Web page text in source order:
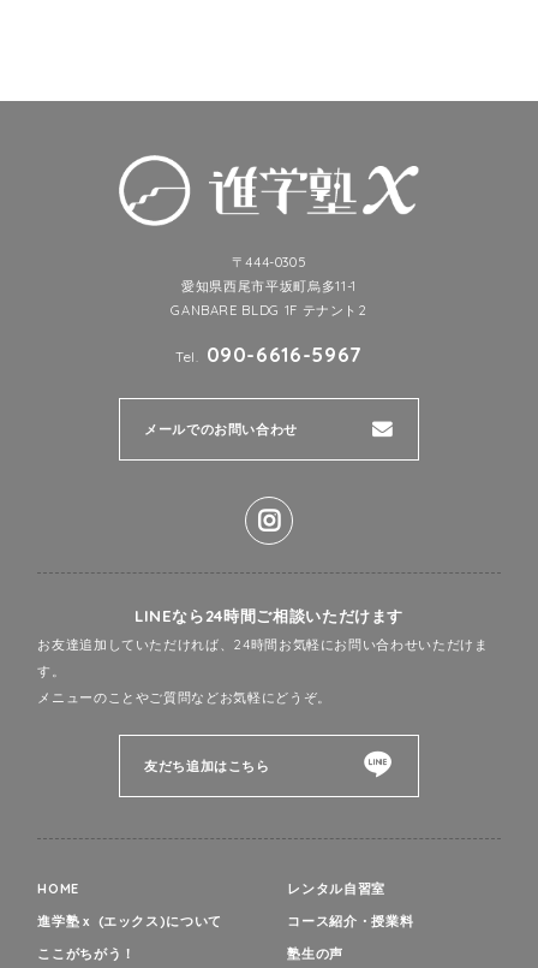
〒444-0305
愛知県西尾市平坂町烏多11-1
GANBARE BLDG 1F テナント2
Tel. 090-6616-5967
メールでのお問い合わせ
LINEなら24時間ご相談いただけます
お友達追加していただければ、24時間お気軽にお問い合わせいただけま
す。
メニューのことやご質問などお気軽にどうぞ。
友だち追加はこちら
HOME
進学塾ｘ (エックス)について
ここがちがう！
レンタル自習室
コース紹介・授業料
塾生の声